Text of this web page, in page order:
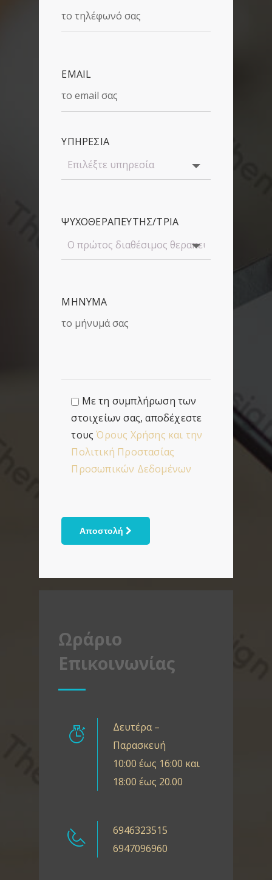
EMAIL
ΥΠΗΡΕΣΙΑ
ΨΥΧΟΘΕΡΑΠΕΥΤΗΣ/ΤΡΙΑ
ΜΗΝΥΜΑ
Με τη συμπλήρωση των
στοιχείων σας, αποδέχεστε
τουςΌρους Χρήσης και την
Πολιτική Προστασίας
Προσωπικών Δεδομένων
Αποστολή
Ωράριο
Επικοινωνίας
Δευτέρα –
Παρασκευή
10:00 έως 16:00 και
18:00 έως 20.00
6946323515
6947096960